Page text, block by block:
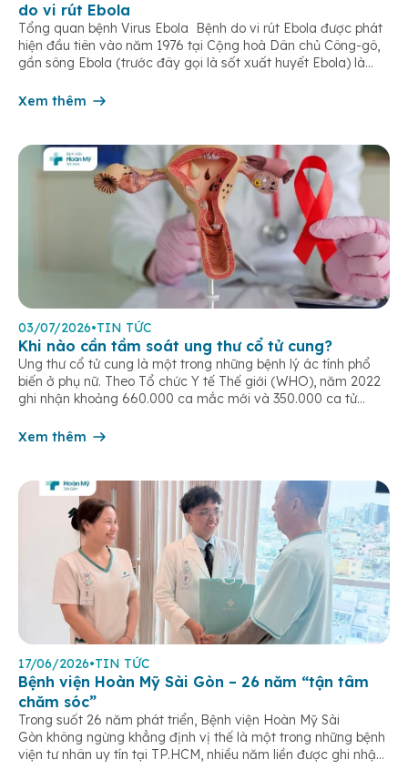
do vi rút Ebola
Tổng quan bệnh Virus Ebola Bệnh do vi rút Ebola được phát
hiện đầu tiên vào năm 1976 tại Cộng hoà Dân chủ Công-gô,
gần sông Ebola (trước đây gọi là sốt xuất huyết Ebola) là
dịch. Bệnh lây truyền do tiếp xúc trực […]
Xem thêm
03/07/2026•TIN TỨC
Khi nào cần tầm soát ung thư cổ tử cung?
Ung thư cổ tử cung là một trong những bệnh lý ác tính phổ
biến ở phụ nữ. Theo Tổ chức Y tế Thế giới (WHO), năm 2022
ghi nhận khoảng 660.000 ca mắc mới và 350.000 ca tử
cổ tử […]
Xem thêm
17/06/2026•TIN TỨC
Bệnh viện Hoàn Mỹ Sài Gòn – 26 năm “tận tâm
chăm sóc”
Trong suốt 26 năm phát triển, Bệnh viện Hoàn Mỹ Sài
Gòn không ngừng khẳng định vị thế là một trong những bệnh
viện tư nhân uy tín tại TP.HCM, nhiều năm liền được ghi nhận